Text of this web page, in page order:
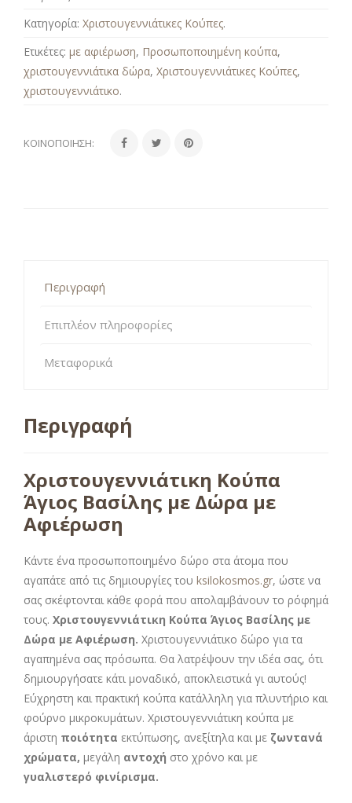
Κατηγορία: Χριστουγεννιάτικες Κούπες.
Ετικέτες: με αφιέρωση, Προσωποποιημένη κούπα,
χριστουγεννιάτικα δώρα, Χριστουγεννιάτικες Κούπες,
χριστουγεννιάτικο.
ΚΟΙΝΟΠΟΊΗΣΗ:
Περιγραφή
Επιπλέον πληροφορίες
Μεταφορικά
Περιγραφή
Χριστουγεννιάτικη Κούπα
Άγιος Βασίλης με Δώρα με
Αφιέρωση
Κάντε ένα προσωποποιημένο δώρο στα άτομα που
αγαπάτε από τις δημιουργίες του ksilokosmos.gr, ώστε να
σας σκέφτονται κάθε φορά που απολαμβάνουν το ρόφημά
τους. Χριστουγεννιάτικη Κούπα Άγιος Βασίλης με
Δώρα με Αφιέρωση. Χριστουγεννιάτικο δώρο για τα
αγαπημένα σας πρόσωπα. Θα λατρέψουν την ιδέα σας, ότι
δημιουργήσατε κάτι μοναδικό, αποκλειστικά γι αυτούς!
Εύχρηστη και πρακτική κούπα κατάλληλη για πλυντήριο και
φούρνο μικροκυμάτων. Χριστουγεννιάτικη κούπα με
άριστη ποιότητα εκτύπωσης, ανεξίτηλα και με ζωντανά
χρώματα, μεγάλη αντοχή στο χρόνο και με
γυαλιστερό φινίρισμα.